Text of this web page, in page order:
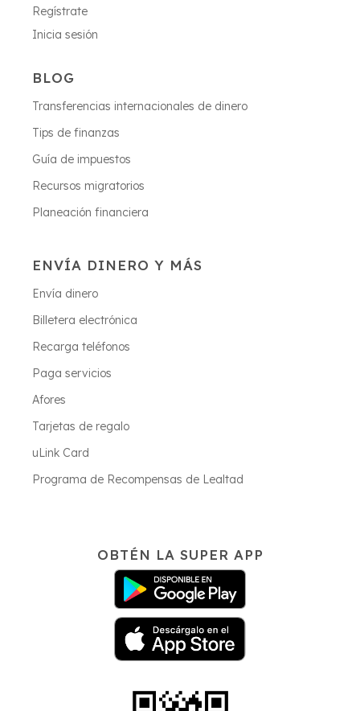
Regístrate
Inicia sesión
BLOG
Transferencias internacionales de dinero
Tips de finanzas
Guía de impuestos
Recursos migratorios
Planeación financiera
ENVÍA DINERO Y MÁS
Envía dinero
Billetera electrónica
Recarga teléfonos
Paga servicios
Afores
Tarjetas de regalo
uLink Card
Programa de Recompensas de Lealtad
OBTÉN LA SUPER APP